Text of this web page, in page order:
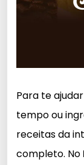
Para te
tempo ou
receitas da
completo. No